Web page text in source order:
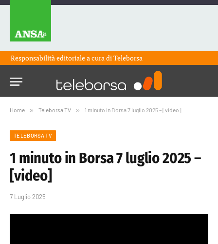
Responsabilità editoriale a cura diTeleborsa
Home » Teleborsa TV » 1 minuto in Borsa 7 luglio 2025 – [video]
TELEBORSA TV
1 minuto in Borsa 7 luglio 2025 –
[video]
7 Luglio 2025